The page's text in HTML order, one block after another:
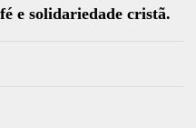
e solidariedade cristã.